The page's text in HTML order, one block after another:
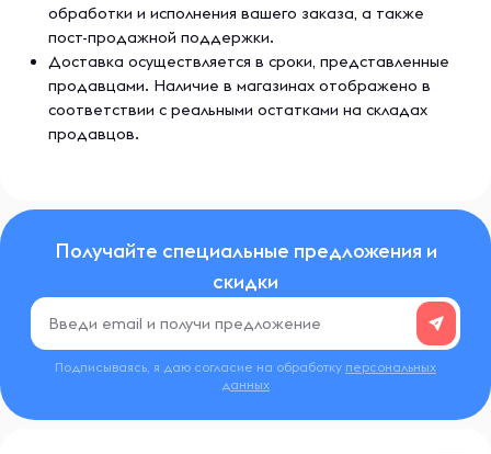
обработки и исполнения вашего заказа, а также
пост-продажной поддержки.
Доставка осуществляется в сроки, представленные
продавцами. Наличие в магазинах отображено в
соответствии с реальными остатками на складах
продавцов.
Получайте специальные предложения и
скидки
Подписываясь, я даю согласие на обработку персональных
данных